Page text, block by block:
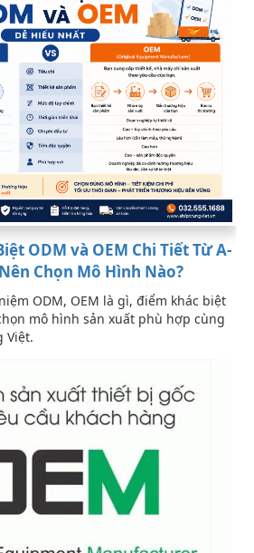
ODM và OEM Chi Tiết Từ A-
Chọn Mô Hình Nào?
ODM, OEM là gì, điểm khác biệt
mô hình sản xuất phù hợp cùng
Việt.